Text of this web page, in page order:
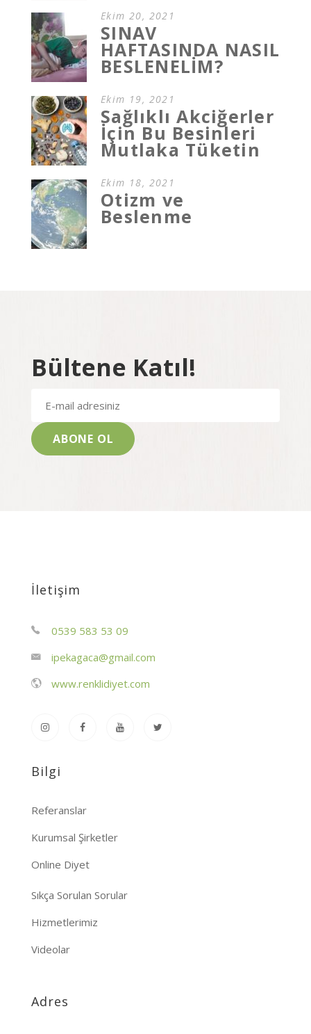
Ekim 20, 2021
SINAV
HAFTASINDA NASIL
BESLENELİM?
Ekim 19, 2021
Sağlıklı Akciğerler
İçin Bu Besinleri
Mutlaka Tüketin
Ekim 18, 2021
Otizm ve
Beslenme
Bültene Katıl!
İletişim
0539 583 53 09
ipekagaca@gmail.com
www.renklidiyet.com
Bilgi
Referanslar
Kurumsal Şirketler
Online Diyet
Sıkça Sorulan Sorular
Hizmetlerimiz
Videolar
Adres